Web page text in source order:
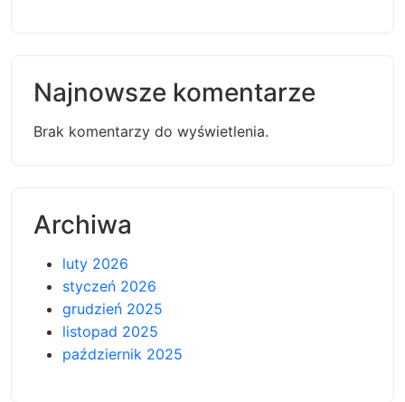
Najnowsze komentarze
Brak komentarzy do wyświetlenia.
Archiwa
luty 2026
styczeń 2026
grudzień 2025
listopad 2025
październik 2025